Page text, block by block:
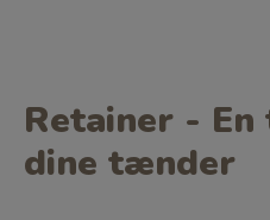
Retainer -
dine tænder